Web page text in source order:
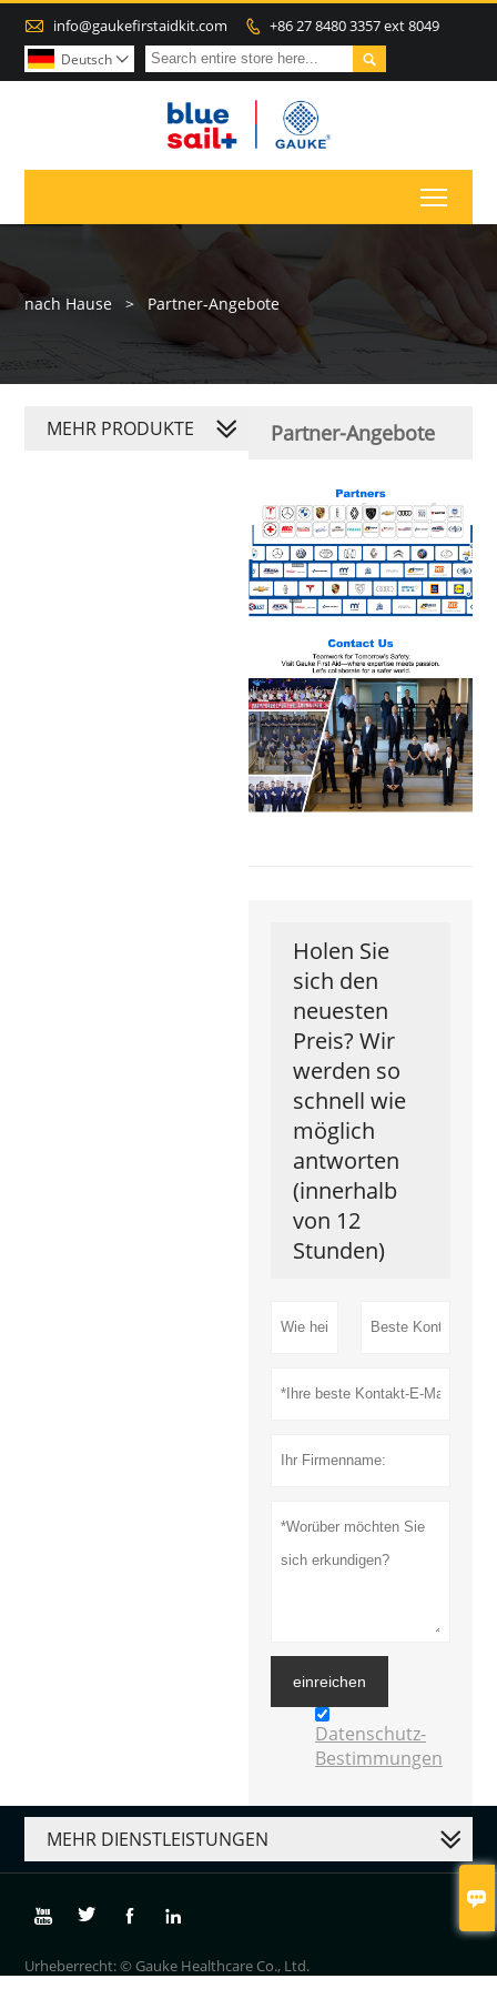

 info@gaukefirstaidkit.com  +86 27 8480 3357 ext 8049

Deutsch 
nach Hause > Partner-Angebote
Partner-Angebote
Holen Sie
sich den
neuesten
Preis? Wir
werden so
schnell wie
möglich
antworten
(innerhalb
von 12
Stunden)
einreichen
Datenschutz-
Bestimmungen
MEHR PRODUKTE
MEHR DIENSTLEISTUNGEN
   
Urheberrecht: © Gauke Healthcare Co., Ltd.